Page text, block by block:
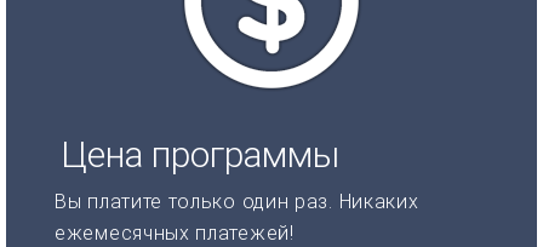
Цена программы
Вы платите только один раз. Никаких
ежемесячных платежей!